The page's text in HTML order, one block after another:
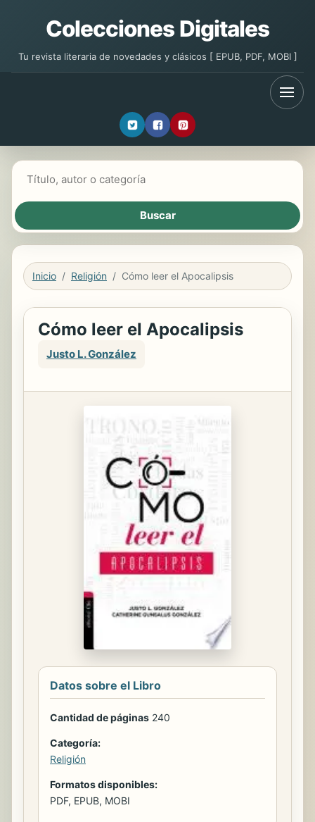
Colecciones Digitales
Tu revista literaria de novedades y clásicos [ EPUB, PDF, MOBI ]
Inicio Religión Cómo leer el Apocalipsis
Cómo leer el Apocalipsis
Justo L. González
Datos sobre el Libro
Cantidad de páginas 240
Categoría:
Religión
Formatos disponibles:
PDF, EPUB, MOBI